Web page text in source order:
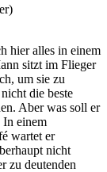
hier alles in einem
sitzt im Flieger
um sie zu
die beste
Aber was soll er
In einem
wartet er
nicht
zu deutenden